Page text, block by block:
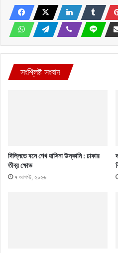
সংশ্লিষ্ট সংবাদ
দিল্লিতে বসে শেখ হাসিনা উস্কানি : ঢাকার
তীব্র ক্ষোভ
৭ আগস্ট, ২০২৬